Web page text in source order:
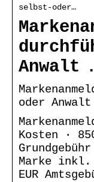
selbst-oder…
Anwalt
oder
Kosten ·
Marke
EUR